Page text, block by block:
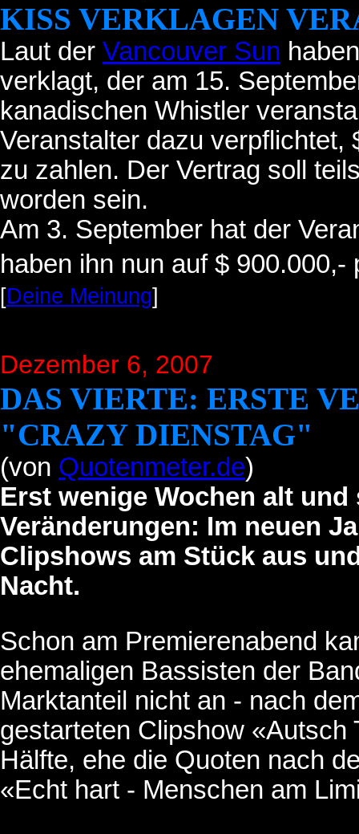
KISS VERKLAGEN
Laut der Vancouver Sun
verklagt, der am 15.
kanadischen Whistler
Veranstalter dazu verpflichtet,
zu zahlen. Der Vertrag soll
worden sein.
Am 3. September hat der
haben ihn nun auf $
[Deine Meinung]
Dezember 6, 2007
DAS VIERTE: ERSTE
"CRAZY DIENSTAG"
(von Quotenmeter.de)
Erst wenige Wochen alt
Veränderungen: Im neuen
Clipshows am Stück aus
Nacht.
Schon am Premierenabend
ehemaligen Bassisten der
Marktanteil nicht an - nach
gestarteten Clipshow
Hälfte, ehe die Quoten nach
«Echt hart - Menschen am